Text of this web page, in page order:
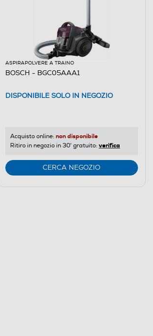
ASPIRAPOLVERE A TRAINO
BOSCH - BGC05AAA1
DISPONIBILE SOLO IN NEGOZIO
Acquisto online: non disponibile
Ritiro in negozio in 30' gratuito: verifica
CERCA NEGOZIO